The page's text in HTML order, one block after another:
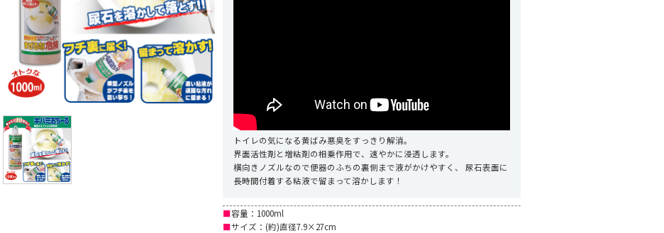
トイレの気になる黄ばみ悪臭をすっきり解消。
界面活性剤と増粘剤の相乗作用で、速やかに浸透します。
横向きノズルなので便器のふちの裏側まで液がかけやすく、 尿石表面に
長時間付着する粘液で留まって溶かします！
■容量：1000ml
■サイズ：(約)直径7.9×27cm